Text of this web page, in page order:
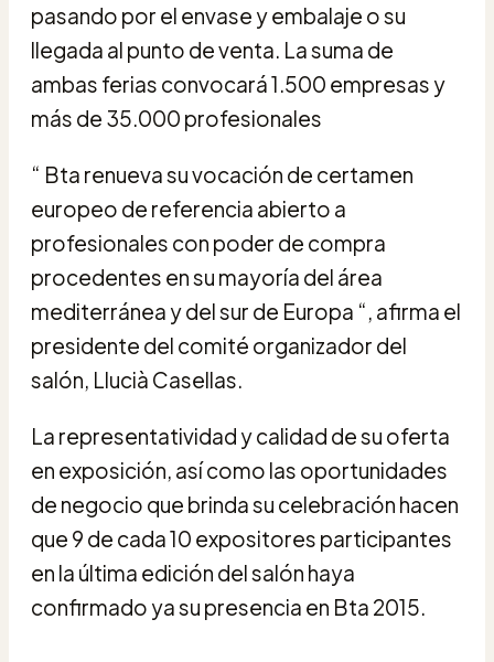
pasando por el envase y embalaje o su
llegada al punto de venta. La suma de
ambas ferias convocará 1.500 empresas y
más de 35.000 profesionales
“ Bta renueva su vocación de certamen
europeo de referencia abierto a
profesionales con poder de compra
procedentes en su mayoría del área
mediterránea y del sur de Europa “, afirma el
presidente del comité organizador del
salón, Llucià Casellas.
La representatividad y calidad de su oferta
en exposición, así como las oportunidades
de negocio que brinda su celebración hacen
que 9 de cada 10 expositores participantes
en la última edición del salón haya
confirmado ya su presencia en Bta 2015.